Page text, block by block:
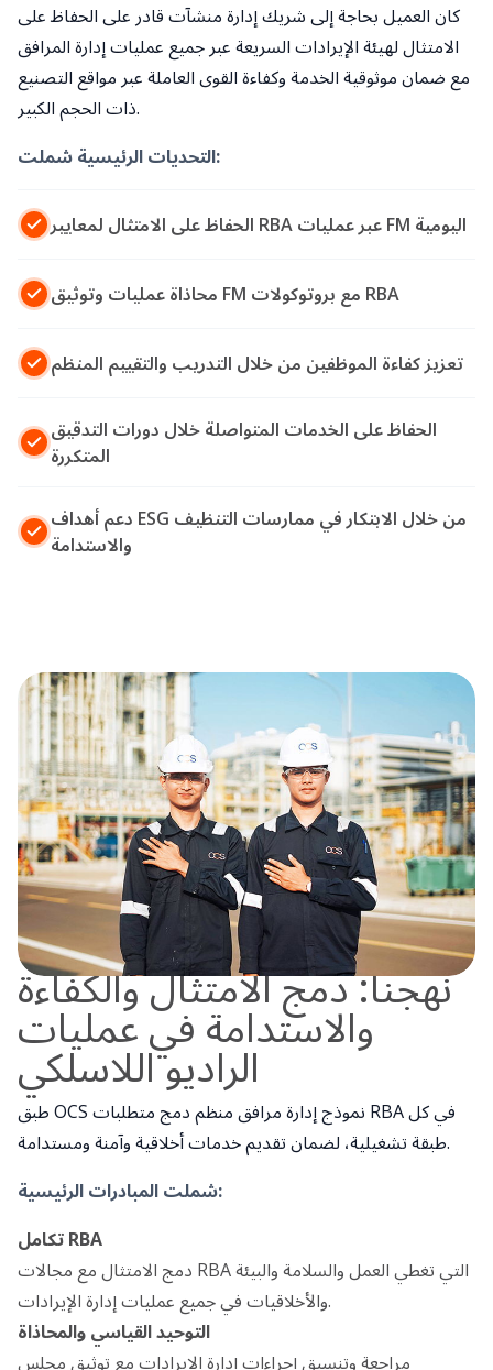
كان العميل بحاجة إلى شريك إدارة منشآت قادر على الحفاظ على
الامتثال لهيئة الإيرادات السريعة عبر جميع عمليات إدارة المرافق
مع ضمان موثوقية الخدمة وكفاءة القوى العاملة عبر مواقع التصنيع
ذات الحجم الكبير.
التحديات الرئيسية شملت:
الحفاظ على الامتثال لمعايير RBA عبر عمليات FM اليومية
محاذاة عمليات وتوثيق FM مع بروتوكولات RBA
تعزيز كفاءة الموظفين من خلال التدريب والتقييم المنظم
الحفاظ على الخدمات المتواصلة خلال دورات التدقيق
المتكررة
دعم أهداف ESG من خلال الابتكار في ممارسات التنظيف
والاستدامة
نهجنا: دمج الامتثال والكفاءة
والاستدامة في عمليات
الراديو اللاسلكي
طبق OCS نموذج إدارة مرافق منظم دمج متطلبات RBA في كل
طبقة تشغيلية، لضمان تقديم خدمات أخلاقية وآمنة ومستدامة.
شملت المبادرات الرئيسية:
تكامل RBA
دمج الامتثال مع مجالات RBA التي تغطي العمل والسلامة والبيئة
والأخلاقيات في جميع عمليات إدارة الإيرادات.
التوحيد القياسي والمحاذاة
مراجعة وتنسيق إجراءات إدارة الإيرادات مع توثيق مجلس